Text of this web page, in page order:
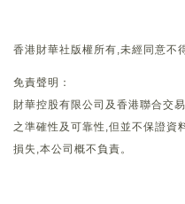
香港財華社版權所有,未經同意不
免責聲明：
財華控股有限公司及香港聯合交
之準確性及可靠性,但並不保證資
損失,本公司概不負責。